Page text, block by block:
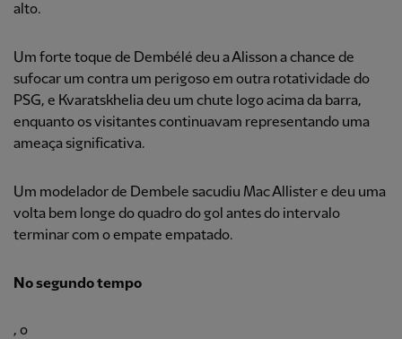
alto.
Um forte toque de Dembélé deu a Alisson a chance de
sufocar um contra um perigoso em outra rotatividade do
PSG, e Kvaratskhelia deu um chute logo acima da barra,
enquanto os visitantes continuavam representando uma
ameaça significativa.
Um modelador de Dembele sacudiu Mac Allister e deu uma
volta bem longe do quadro do gol antes do intervalo
terminar com o empate empatado.
No segundo tempo
, o